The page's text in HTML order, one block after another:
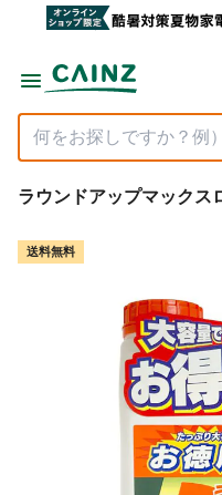
ラウンドアップマックス
送料無料